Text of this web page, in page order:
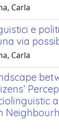
Carla
e
via
Carla